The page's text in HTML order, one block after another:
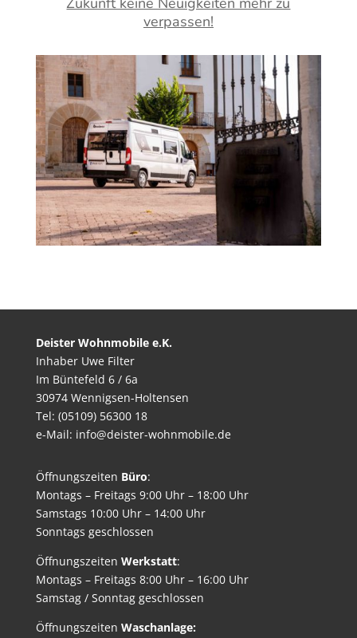
verpassen!
Deister Wohnmobile e.K.
Inhaber Uwe Filter
Im Büntefeld 6 / 6a
30974 Wennigsen-Holtensen
Tel: (05109) 56300 18
e-Mail: info@deister-wohnmobile.de
Öffnungszeiten Büro:
Montags – Freitags 9:00 Uhr – 18:00 Uhr
Samstags 10:00 Uhr – 14:00 Uhr
Sonntags geschlossen
Öffnungszeiten Werkstatt:
Montags – Freitags 8:00 Uhr – 16:00 Uhr
Samstag / Sonntag geschlossen
Öffnungszeiten Waschanlage: